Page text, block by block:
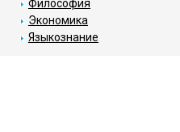
Философия
Экономика
Языкознание